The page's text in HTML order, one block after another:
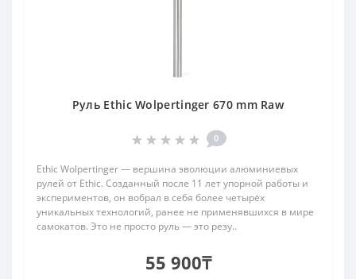
Руль Ethic Wolpertinger 670 mm Raw
0
Ethic Wolpertinger — вершина эволюции алюминиевых
рулей от Ethic. Созданный после 11 лет упорной работы и
экспериментов, он вобрал в себя более четырёх
уникальных технологий, ранее не применявшихся в мире
самокатов. Это не просто руль — это резу..
55 900₸